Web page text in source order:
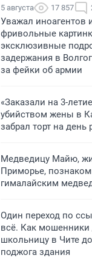
5 августа 17 857
Уважал иноагентов
фривольные
эксклюзивные
задержания в
за фейки об армии
«Заказали на 3-
убийством жены в
забрал торт на
Медведицу Майю,
Приморье,
гималайским
Один переход по
всё. Как мошенники
школьницу в Чите
поджога здания